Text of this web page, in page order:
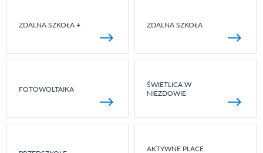
ZDALNA SZKOŁA + ZDALNA SZKOŁA
FOTOWOLTAIKA
ŚWIETLICA W
NIEZDOWIE
AKTYWNE PLACE